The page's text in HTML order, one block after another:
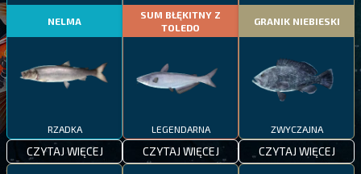
NELMA
RZADKA
CZYTAJ WIĘCEJ
SUM BŁĘKITNY Z
TOLEDO
LEGENDARNA
CZYTAJ WIĘCEJ
GRANIK NIEBIESKI
ZWYCZAJNA
CZYTAJ WIĘCEJ